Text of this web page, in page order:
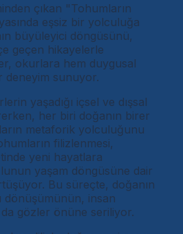
çıkan "Tohumların
eşsiz bir yolculuğa
büyüleyici döngüsünü,
geçen hikayelerle
okurlara hem duygusal
deneyim sunuyor.
yaşadığı içsel ve dışsal
her biri doğanın birer
metaforik yolculuğunu
filizlenmesi,
yeni hayatlara
yaşam döngüsüne dair
Bu süreçte, doğanın
dönüşümünün, insan
da gözler önüne seriliyor.